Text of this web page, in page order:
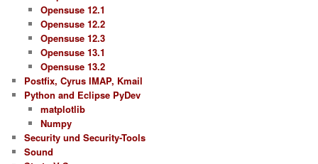
Opensuse 12.1
Opensuse 12.2
Opensuse 12.3
Opensuse 13.1
Opensuse 13.2
Postfix, Cyrus IMAP, Kmail
Python and Eclipse PyDev
matplotlib
Numpy
Security und Security-Tools
Sound